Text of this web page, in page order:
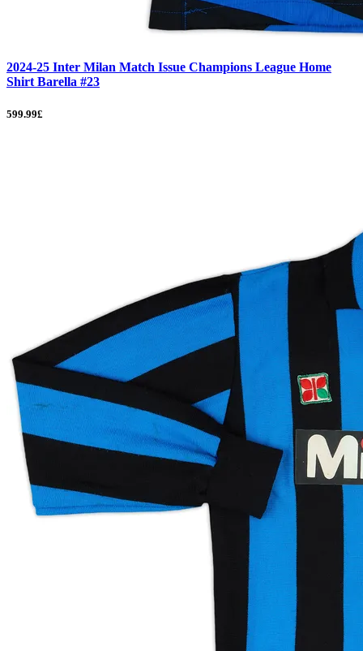
2024-25 Inter Milan Match Issue Champions League Home
Shirt Barella #23
599.99£